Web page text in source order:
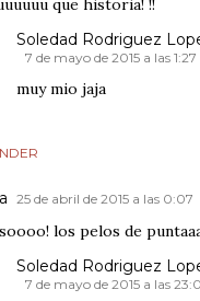
que historia! !!
Soledad Rodriguez
7 de mayo de 2015 a las 1:27
muy mio jaja
25 de abril de 2015 a las 0:07
los pelos de
Soledad Rodriguez
7 de mayo de 2015 a las